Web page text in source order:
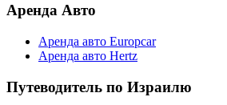
Аренда Авто
Аренда авто Europcar
Аренда авто Hertz
Путеводитель по Израилю